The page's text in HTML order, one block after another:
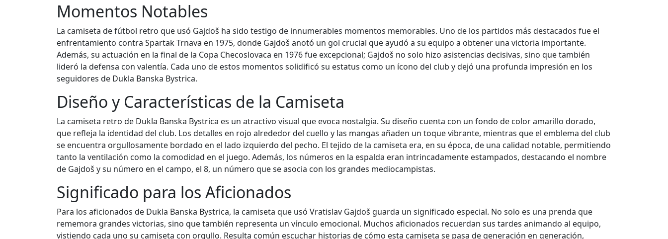
Momentos Notables
La camiseta de fútbol retro que usó Gajdoš ha sido testigo de innumerables momentos memorables. Uno de los partidos más destacados fue el
enfrentamiento contra Spartak Trnava en 1975, donde Gajdoš anotó un gol crucial que ayudó a su equipo a obtener una victoria importante.
Además, su actuación en la final de la Copa Checoslovaca en 1976 fue excepcional; Gajdoš no solo hizo asistencias decisivas, sino que también
lideró la defensa con valentía. Cada uno de estos momentos solidificó su estatus como un ícono del club y dejó una profunda impresión en los
seguidores de Dukla Banska Bystrica.
Diseño y Características de la Camiseta
La camiseta retro de Dukla Banska Bystrica es un atractivo visual que evoca nostalgia. Su diseño cuenta con un fondo de color amarillo dorado,
que refleja la identidad del club. Los detalles en rojo alrededor del cuello y las mangas añaden un toque vibrante, mientras que el emblema del club
se encuentra orgullosamente bordado en el lado izquierdo del pecho. El tejido de la camiseta era, en su época, de una calidad notable, permitiendo
tanto la ventilación como la comodidad en el juego. Además, los números en la espalda eran intrincadamente estampados, destacando el nombre
de Gajdoš y su número en el campo, el 8, un número que se asocia con los grandes mediocampistas.
Significado para los Aficionados
Para los aficionados de Dukla Banska Bystrica, la camiseta que usó Vratislav Gajdoš guarda un significado especial. No solo es una prenda que
rememora grandes victorias, sino que también representa un vínculo emocional. Muchos aficionados recuerdan sus tardes animando al equipo,
vistiendo cada uno su camiseta con orgullo. Resulta común escuchar historias de cómo esta camiseta se pasa de generación en generación,